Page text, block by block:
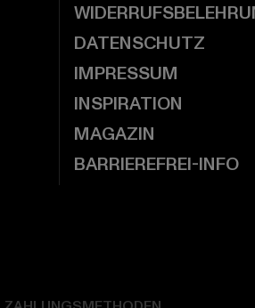
DATENSCHUTZ
IMPRESSUM
INSPIRATION
MAGAZIN
BARRIEREFREI-INFO